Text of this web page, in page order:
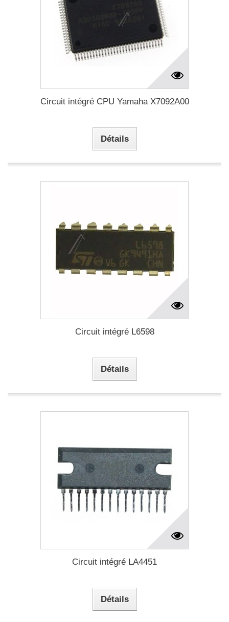
Circuit intégré CPU Yamaha X7092A00
Détails
Circuit intégré L6598
Détails
Circuit intégré LA4451
Détails